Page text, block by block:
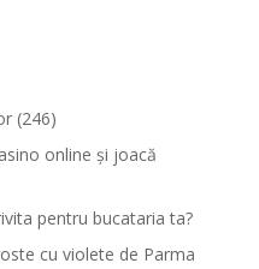
(246)
online și joacă
pentru bucataria ta?
cu violete de Parma